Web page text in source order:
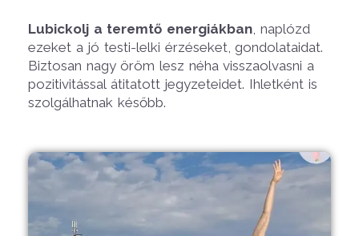
Lubickolj a teremtő energiákban, naplózd
ezeket a jó testi-lelki érzéseket, gondolataidat.
Biztosan nagy öröm lesz néha visszaolvasni a
pozitivitással átitatott jegyzeteidet. Ihletként is
szolgálhatnak később.